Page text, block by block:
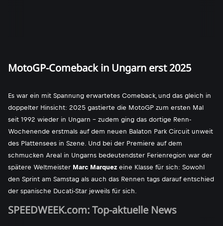
MotoGP-Comeback in Ungarn erst 2025
Es war ein mit Spannung erwartetes Comeback, und das gleich in
doppelter Hinsicht: 2025 gastierte die MotoGP zum ersten Mal
seit 1992 wieder in Ungarn - zudem ging das dortige Renn-
Wochenende erstmals auf dem neuen Balaton Park Circuit unweit
des Plattensees in Szene. Und bei der Premiere auf dem
schmucken Areal in Ungarns bedeutendster Ferienregion war der
spätere Weltmeister Marc Marquez eine Klasse für sich: Sowohl
den Sprint am Samstag als auch das Rennen tags darauf entschied
der spanische Ducati-Star jeweils für sich.
SPEEDWEEK.com: Top-aktuelle News